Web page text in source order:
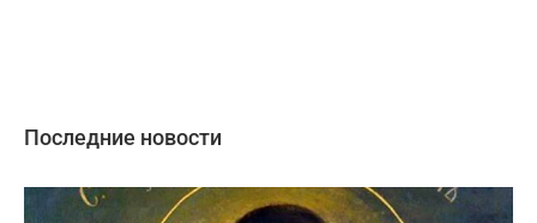
Последние новости